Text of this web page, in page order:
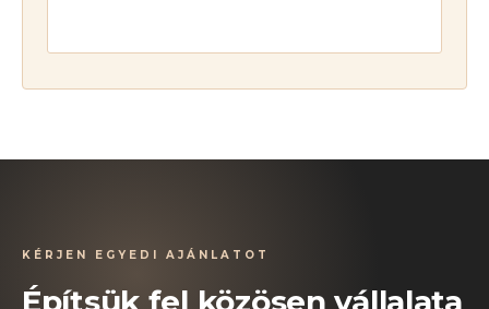
KÉRJEN EGYEDI AJÁNLATOT
Építsük fel közösen vállalata